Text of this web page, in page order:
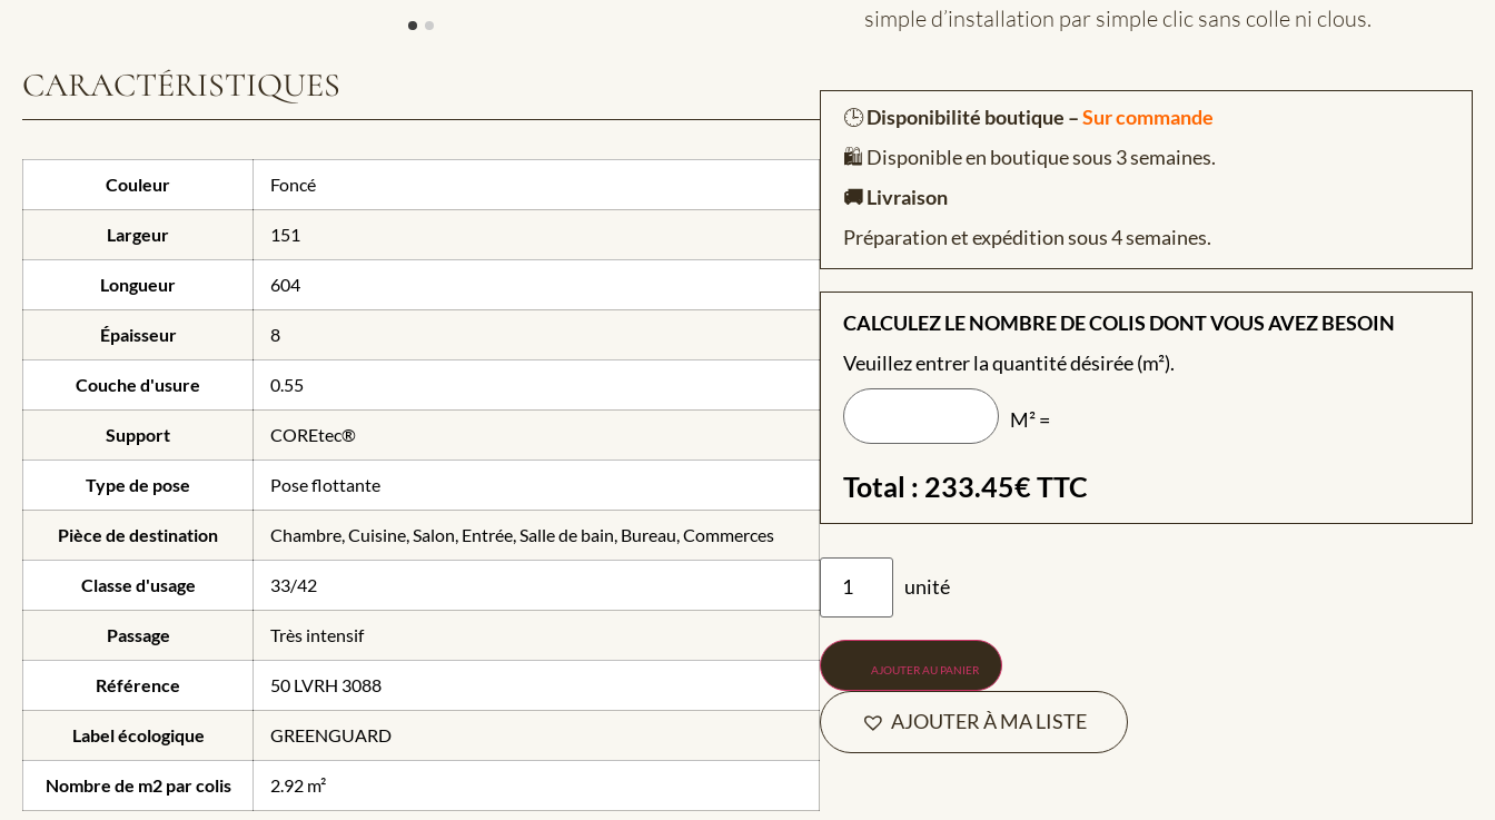
CARACTÉRISTIQUES
Couleur Foncé
Largeur 151
Longueur 604
Épaisseur 8
Couche d'usure 0.55
Support COREtec®
Type de pose Pose flottante
Pièce de destination Chambre, Cuisine, Salon, Entrée, Salle de bain, Bureau, Commerces
Classe d'usage 33/42
Passage Très intensif
Référence 50 LVRH 3088
Label écologique GREENGUARD
Nombre de m2 par colis 2.92 m²
simple d’installation par simple clic sans colle ni clous.
🕒Disponibilité boutique –Sur commande
🛍️ Disponible en boutique sous 3 semaines.
🚚 Livraison
Préparation et expédition sous 4 semaines.
CALCULEZ LE NOMBRE DE COLIS DONT VOUS AVEZ BESOIN
Veuillez entrer la quantité désirée (m²).
M² =
Total : 233.45€ TTC
AJOUTER AU PANIER
AJOUTER À MA LISTE